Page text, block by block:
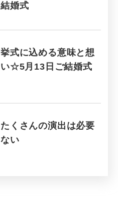
結婚式
挙式に込める意味と想
い☆5月13日ご結婚式
たくさんの演出は必要
ない